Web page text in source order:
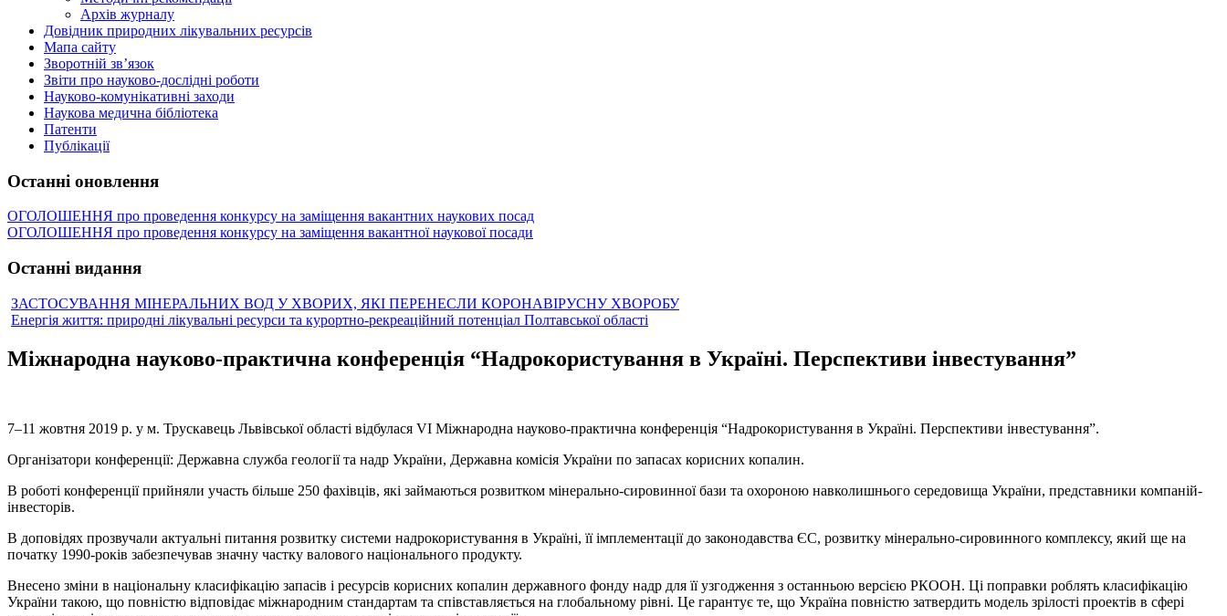
Архів журналу
Довідник природних лікувальних ресурсів
Мапа сайту
Зворотній зв’язок
Звіти про науково-дослідні роботи
Науково-комунікативні заходи
Наукова медична бібліотека
Патенти
Публікації
Останні оновлення
ОГОЛОШЕННЯ про проведення конкурсу на заміщення вакантних наукових посад
ОГОЛОШЕННЯ про проведення конкурсу на заміщення вакантної наукової посади
Останні видання
ЗАСТОСУВАННЯ МІНЕРАЛЬНИХ ВОД У ХВОРИХ, ЯКІ ПЕРЕНЕСЛИ КОРОНАВІРУСНУ ХВОРОБУ
Енергія життя: природні лікувальні ресурси та курортно-рекреаційний потенціал Полтавської області
Міжнародна науково-практична конференція “Надрокористування в Україні. Перспективи інвестування”
7–11 жовтня 2019 р. у м. Трускавець Львівської області відбулася VI Міжнародна науково-практична конференція “Надрокористування в Україні. Перспективи інвестування”.
Організатори конференції: Державна служба геології та надр України, Державна комісія України по запасах корисних копалин.
В роботі конференції прийняли участь більше 250 фахівців, які займаються розвитком мінерально-сировинної бази та охороною навколишнього середовища України, представники компаній-
інвесторів.
В доповідях прозвучали актуальні питання розвитку системи надрокористування в Україні, її імплементації до законодавства ЄС, розвитку мінерально-сировинного комплексу, який ще на
початку 1990-років забезпечував значну частку валового національного продукту.
Внесено зміни в національну класифікацію запасів і ресурсів корисних копалин державного фонду надр для її узгодження з останньою версією РКООН. Ці поправки роблять класифікацію
України такою, що повністю відповідає міжнародним стандартам та співставляється на глобальному рівні. Це гарантує те, що Україна повністю затвердить модель зрілості проектів в сфері